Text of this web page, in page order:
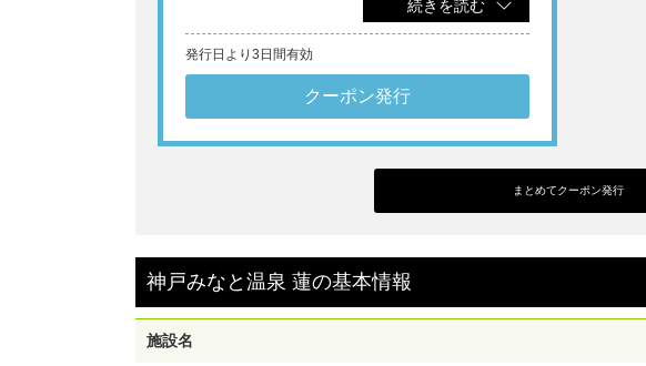
※他券・他プラン併用不可。
※日帰りでの施設利用は12歳以上。
※表示料金に別途入湯税(75円/人)を申し受けます。
※メンテナンスやイベントなどにより、一部施設をご利
用いただけない場合があります。
続きを読む
発行日より3日間有効
クーポン発行
まとめてクーポン発行
神戸みなと温泉 蓮の基本情報
施設名